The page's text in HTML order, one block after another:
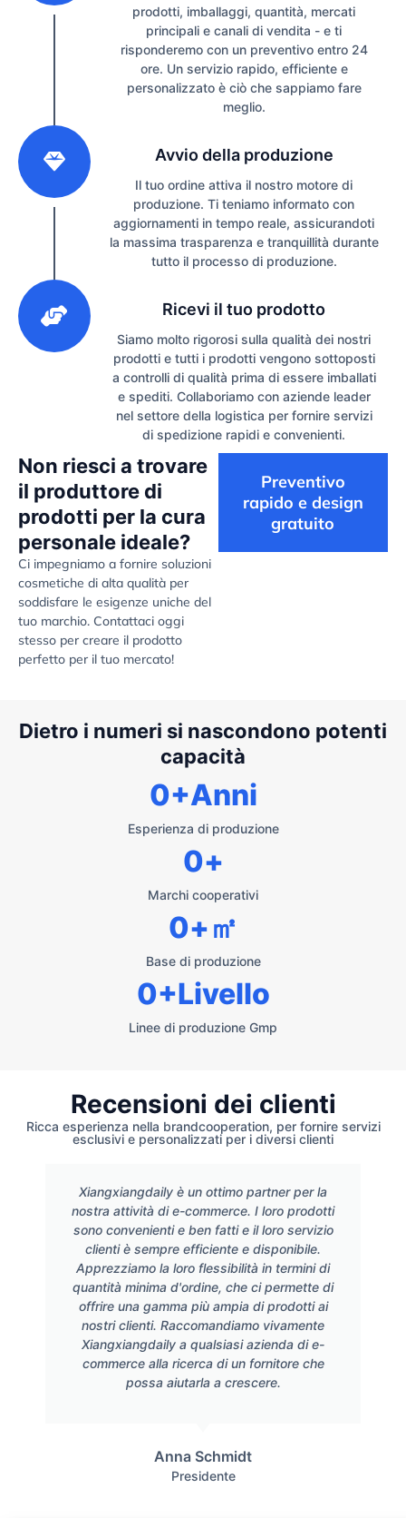
prodotti, imballaggi, quantità, mercati
principali e canali di vendita - e ti
risponderemo con un preventivo entro 24
ore. Un servizio rapido, efficiente e
personalizzato è ciò che sappiamo fare
meglio.
Avvio della produzione
Il tuo ordine attiva il nostro motore di
produzione. Ti teniamo informato con
aggiornamenti in tempo reale, assicurandoti
la massima trasparenza e tranquillità durante
tutto il processo di produzione.
Ricevi il tuo prodotto
Siamo molto rigorosi sulla qualità dei nostri
prodotti e tutti i prodotti vengono sottoposti
a controlli di qualità prima di essere imballati
e spediti. Collaboriamo con aziende leader
nel settore della logistica per fornire servizi
di spedizione rapidi e convenienti.
Non riesci a trovare
il produttore di
prodotti per la cura
personale ideale?
Ci impegniamo a fornire soluzioni
cosmetiche di alta qualità per
soddisfare le esigenze uniche del
tuo marchio. Contattaci oggi
stesso per creare il prodotto
perfetto per il tuo mercato!
Preventivo
rapido e design
gratuito
Dietro i numeri si nascondono potenti
capacità
Esperienza di produzione
0+Anni
Marchi cooperativi
0+
Base di produzione
0+㎡
Linee di produzione Gmp
0+Livello
Recensioni dei clienti
Ricca esperienza nella brandcooperation, per fornire servizi
esclusivi e personalizzati per i diversi clienti
Xiangxiangdaily è un ottimo partner per la
nostra attività di e-commerce. I loro prodotti
sono convenienti e ben fatti e il loro servizio
clienti è sempre efficiente e disponibile.
Apprezziamo la loro flessibilità in termini di
quantità minima d'ordine, che ci permette di
offrire una gamma più ampia di prodotti ai
nostri clienti. Raccomandiamo vivamente
Xiangxiangdaily a qualsiasi azienda di e-
commerce alla ricerca di un fornitore che
possa aiutarla a crescere.
Anna Schmidt
Presidente